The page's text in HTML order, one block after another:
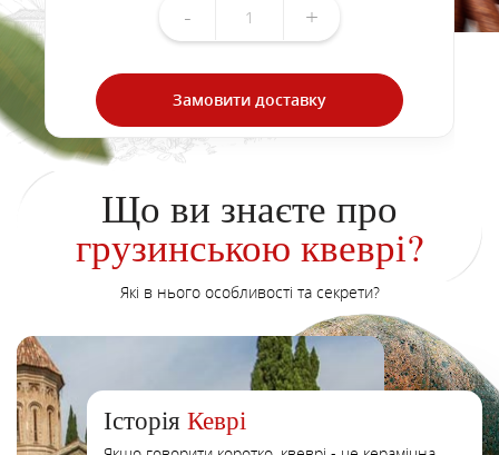
- +
Замовити доставку
Що ви знаєте про
грузинською квеврі?
Які в нього особливості та секрети?
Історія Кеврі